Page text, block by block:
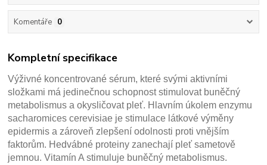
Komentáře 0
Kompletní specifikace
Výživné koncentrované sérum, které svými aktivními
složkami má jedinečnou schopnost stimulovat buněčný
metabolismus a okysličovat pleť. Hlavním úkolem enzymu
sacharomices cerevisiae je stimulace látkové výměny
epidermis a zároveň zlepšení odolnosti proti vnějším
faktorům. Hedvábné proteiny zanechají pleť sametově
jemnou. Vitamín A stimuluje buněčný metabolismus.